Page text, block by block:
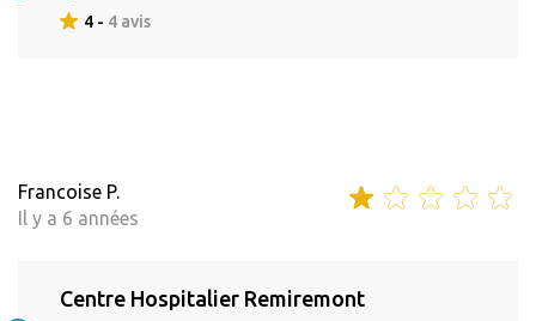
4 - 4 avis
Francoise P.
Il y a 6 années
Centre Hospitalier Remiremont